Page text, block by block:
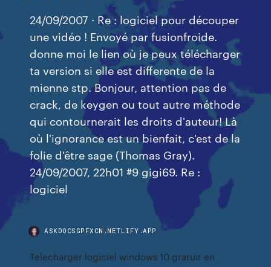
24/09/2007 · Re : logiciel pour découper
une vidéo ! Envoyé par fusionfroide.
donne moi le lien où je peux télécharger
ta version si elle est differente de la
mienne stp. Bonjour, attention pas de
crack, de keygen ou tout autre méthode
qui contournerait les droits d'auteur! Là
où l'ignorance est un bienfait, c'est de la
folie d'être sage (Thomas Gray).
24/09/2007, 22h01 #9 gigi69. Re :
logiciel
ASKDOCSGPFXCN.NETLIFY.APP
Telecharger logiciel windows 10 gratuit en